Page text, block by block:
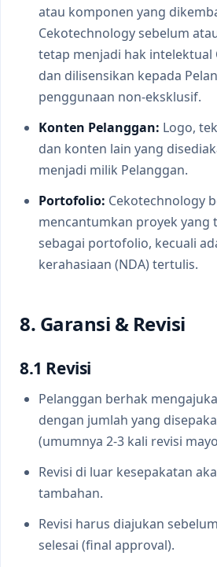
atau komponen yang
Cekotechnology sebelum
tetap menjadi hak intelektual
dan dilisensikan kepada
penggunaan non-eksklusif.
Konten Pelanggan: Logo,
dan konten lain yang
menjadi milik Pelanggan.
Portofolio: Cekotechnology
mencantumkan proyek yang
sebagai portofolio, kecuali
kerahasiaan (NDA) tertulis.
8. Garansi & Revisi
8.1 Revisi
Pelanggan berhak
dengan jumlah yang
(umumnya 2-3 kali revisi
Revisi di luar kesepakatan
tambahan.
Revisi harus diajukan
selesai (final approval).